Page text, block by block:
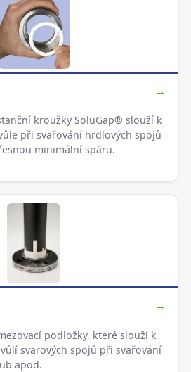
→
kroužky SoluGap® slouží k
při svařování hrdlových spojů
minimální spáru.
→
podložky, které slouží k
svarových spojů při svařování
apod.